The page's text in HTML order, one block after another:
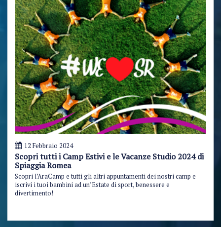
12 Febbraio 2024
Scopri tutti i Camp Estivi e le Vacanze Studio 2024 di
Spiaggia Romea
Scopri l’AraCamp e tutti gli altri appuntamenti dei nostri camp e
iscrivi i tuoi bambini ad un’Estate di sport, benessere e
divertimento!